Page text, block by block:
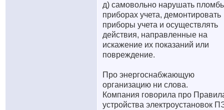
д) самовольно нарушать
приборах учета, демонтировать
приборы учета и осуществлять
действия, направленные на
искажение их показаний или
повреждение.
Про энергоснабжающую
организацию ни слова.
Компания говорила про
устройства электроустановок